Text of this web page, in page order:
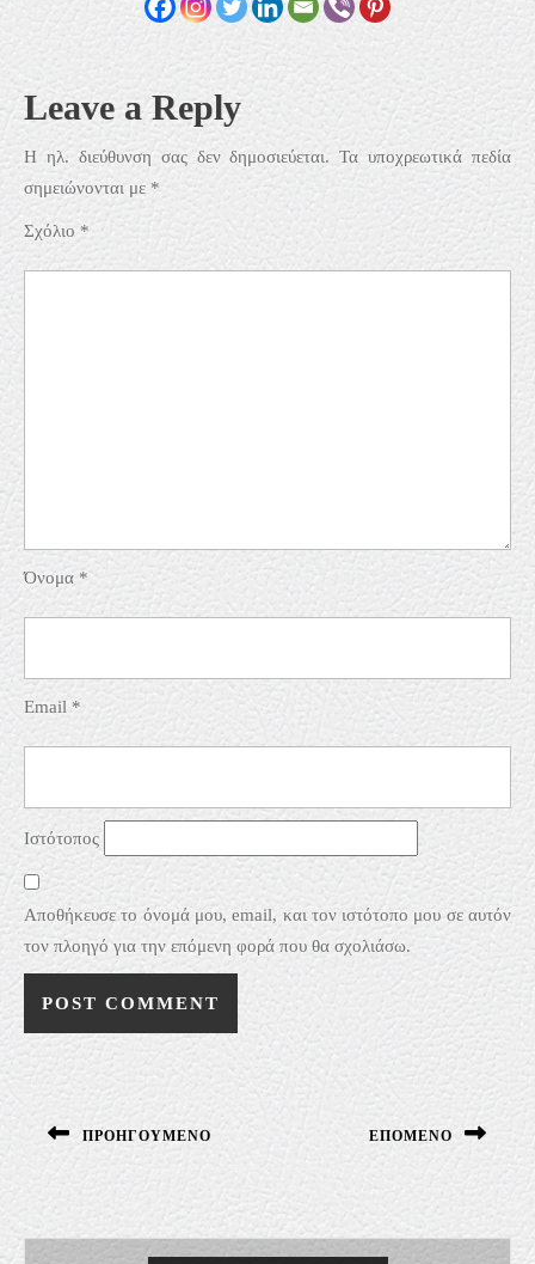
Leave a Reply
Η ηλ. διεύθυνση σας δεν δημοσιεύεται. Τα υποχρεωτικά πεδία
σημειώνονται με *
Σχόλιο *
Όνομα *
Email *
Ιστότοπος
Αποθήκευσε το όνομά μου, email, και τον ιστότοπο μου σε αυτόν
τον πλοηγό για την επόμενη φορά που θα σχολιάσω.
Πλοήγηση
άρθρων
ΠΡΟΗΓΟΎΜΕΝΟ ΕΠΌΜΕΝΟ
post: